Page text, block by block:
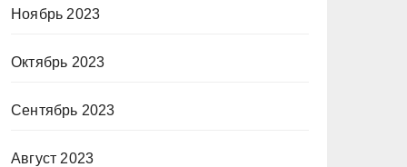
Ноябрь 2023
Октябрь 2023
Сентябрь 2023
Август 2023